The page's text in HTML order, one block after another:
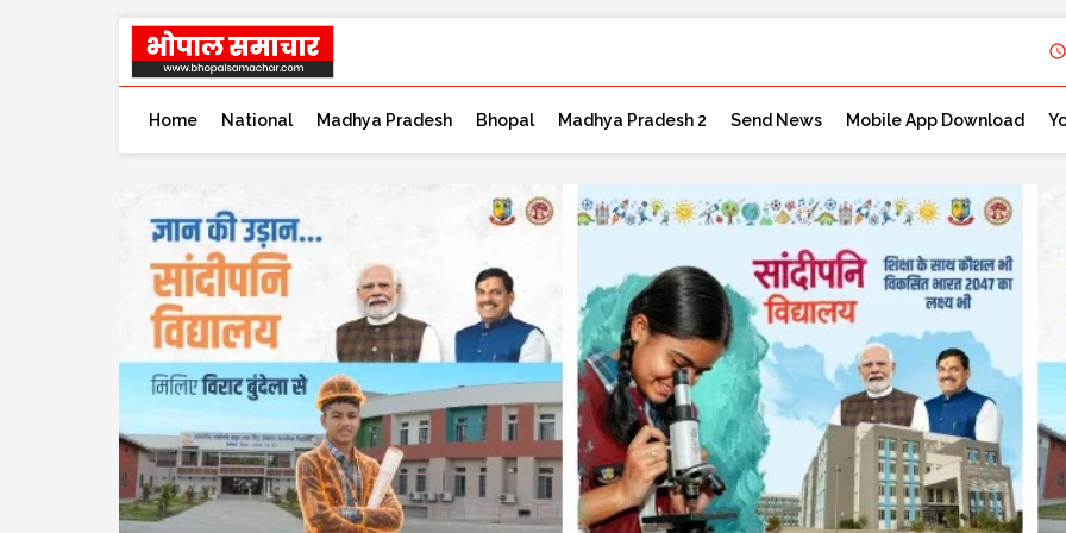
Home National Madhya Pradesh Bhopal Madhya Pradesh 2 Send News Mobile App Download